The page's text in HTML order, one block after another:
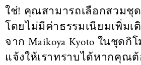
ใช่! คุณสามารถเลือกสวมชุ
โดยไม่มีค่าธรรมเนียมเพิ่ม
จาก Maikoya Kyoto ในชุด
แจ้งให้เราทราบได้หากคุณ